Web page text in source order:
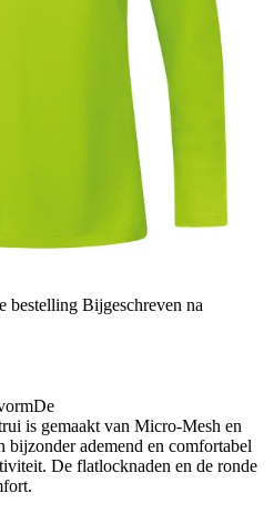
bestelling Bijgeschreven na
is gemaakt van Micro-Mesh en
bijzonder ademend en comfortabel
De flatlocknaden en de ronde